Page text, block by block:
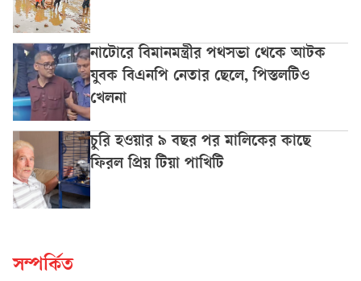
নাটোরে বিমানমন্ত্রীর পথসভা থেকে আটক
যুবক বিএনপি নেতার ছেলে, পিস্তলটিও
খেলনা
চুরি হওয়ার ৯ বছর পর মালিকের কাছে
ফিরল প্রিয় টিয়া পাখিটি
সম্পর্কিত